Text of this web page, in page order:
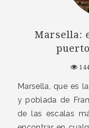
Marsella:
Marsella, que es
y poblada de
de las escalas